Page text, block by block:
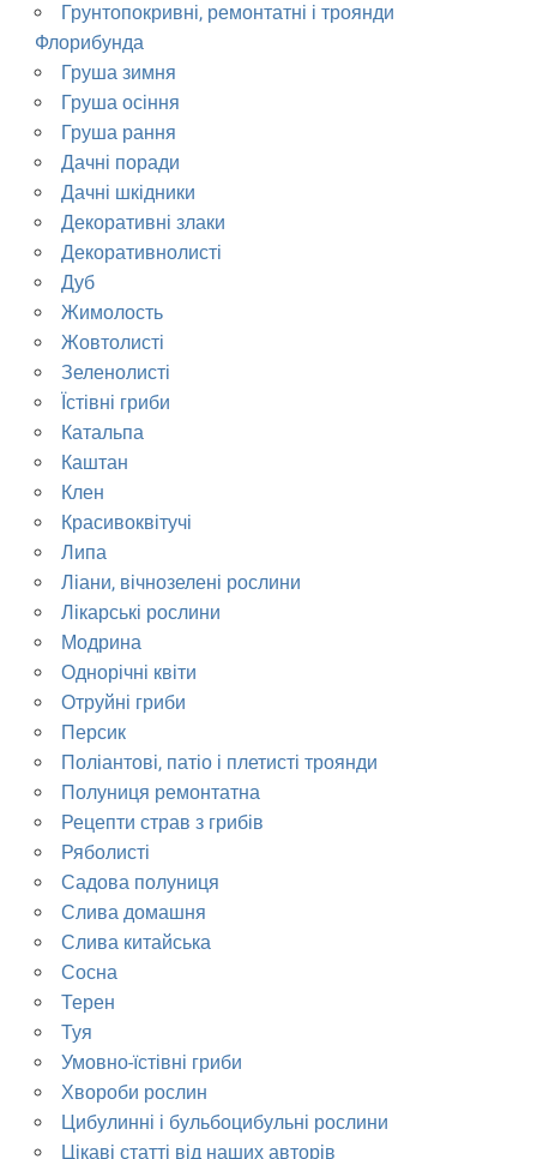
Грунтопокривні, ремонтатні і троянди
Флорибунда
Груша зимня
Груша осіння
Груша рання
Дачні поради
Дачні шкідники
Декоративні злаки
Декоративнолисті
Дуб
Жимолость
Жовтолисті
Зеленолисті
Їстівні гриби
Катальпа
Каштан
Клен
Красивоквітучі
Липа
Ліани, вічнозелені рослини
Лікарські рослини
Модрина
Однорічні квіти
Отруйні гриби
Персик
Поліантові, патіо і плетисті троянди
Полуниця ремонтатна
Рецепти страв з грибів
Ряболисті
Садова полуниця
Слива домашня
Слива китайська
Сосна
Терен
Туя
Умовно-їстівні гриби
Хвороби рослин
Цибулинні і бульбоцибульні рослини
Цікаві статті від наших авторів